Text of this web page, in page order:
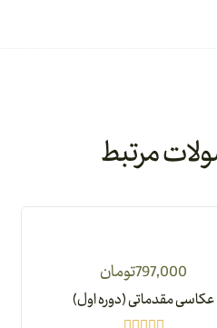
مرتبط
797,000تومان
عکاسی مقدماتی (دوره اول)